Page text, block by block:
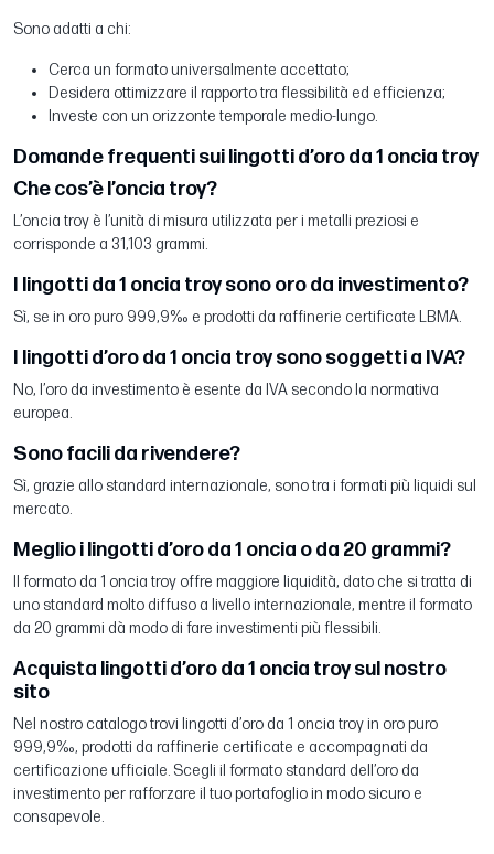
Sono adatti a chi:
Cerca un formato universalmente accettato;
Desidera ottimizzare il rapporto tra flessibilità ed efficienza;
Investe con un orizzonte temporale medio-lungo.
Domande frequenti sui lingotti d’oro da 1 oncia troy
Che cos’è l’oncia troy?
L’oncia troy è l’unità di misura utilizzata per i metalli preziosi e
corrisponde a 31,103 grammi.
I lingotti da 1 oncia troy sono oro da investimento?
Sì, se in oro puro 999,9‰ e prodotti da raffinerie certificate LBMA.
I lingotti d’oro da 1 oncia troy sono soggetti a IVA?
No, l’oro da investimento è esente da IVA secondo la normativa
europea.
Sono facili da rivendere?
Sì, grazie allo standard internazionale, sono tra i formati più liquidi sul
mercato.
Meglio i lingotti d’oro da 1 oncia o da 20 grammi?
Il formato da 1 oncia troy offre maggiore liquidità, dato che si tratta di
uno standard molto diffuso a livello internazionale, mentre il formato
da 20 grammi dà modo di fare investimenti più flessibili.
Acquista lingotti d’oro da 1 oncia troy sul nostro
sito
Nel nostro catalogo trovi lingotti d’oro da 1 oncia troy in oro puro
999,9‰, prodotti da raffinerie certificate e accompagnati da
certificazione ufficiale. Scegli il formato standard dell’oro da
investimento per rafforzare il tuo portafoglio in modo sicuro e
consapevole.